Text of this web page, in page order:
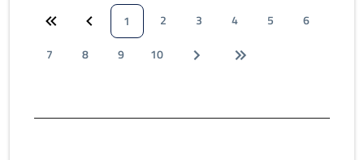
1 2 3 4 5
6
7
8 9 10